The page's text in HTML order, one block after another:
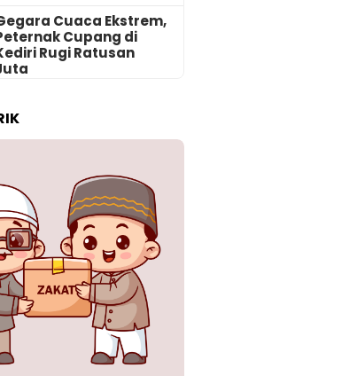
Cuaca Ekstrem,
Cupang di
Rugi Ratusan